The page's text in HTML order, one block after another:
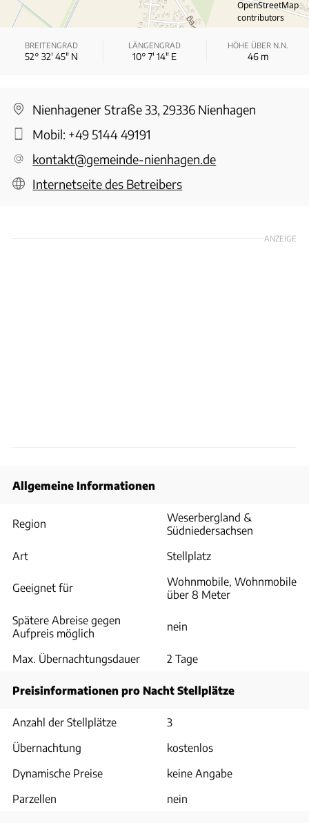
OpenStreetMap
contributors
BREITENGRAD
52° 32′ 45″ N
LÄNGENGRAD
10° 7′ 14″ E
HÖHE ÜBER N.N.
46m
Nienhagener Straße 33, 29336 Nienhagen
Mobil: +49 5144 49191
kontakt@gemeinde-nienhagen.de
Internetseite des Betreibers
ANZEIGE
Allgemeine Informationen
Region
Weserbergland &
Südniedersachsen
Art
Stellplatz
Geeignet für
Wohnmobile, Wohnmobile
über 8 Meter
Spätere Abreise gegen
Aufpreis möglich
nein
Max. Übernachtungsdauer 2 Tage
Preisinformationen pro Nacht Stellplätze
Anzahl der Stellplätze
3
Übernachtung
kostenlos
Dynamische Preise
keine Angabe
Parzellen
nein